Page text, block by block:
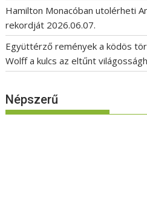
Hamilton Monacóban utolérheti
rekordját 2026.06.07.
Együttérző remények a ködös
Wolff a kulcs az eltűnt
Népszerű